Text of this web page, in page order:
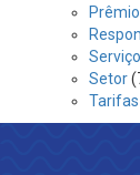
Setor
Tarifas